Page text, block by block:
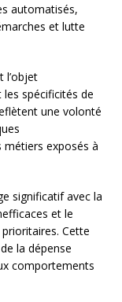
automatisés,
et lutte
l’objet
spécificités de
une volonté
exposés à
significatif avec la
et le
Cette
la dépense
comportements